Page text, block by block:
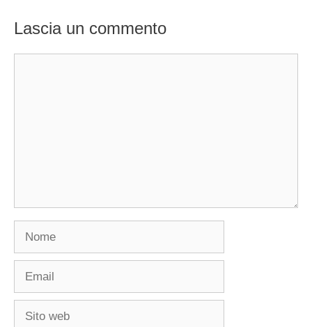
Lascia un commento